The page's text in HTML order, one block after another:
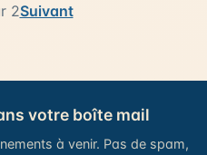
2Suivant
votre boîte mail
à venir. Pas de spam,